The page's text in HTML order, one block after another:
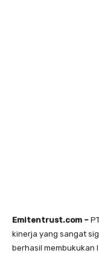
Emitentrust.com –
kinerja yang sangat
berhasil membukukan